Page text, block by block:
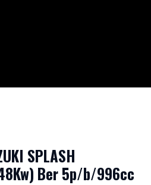
SPLASH
Ber 5p/b/996cc